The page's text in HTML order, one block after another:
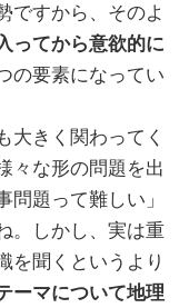
ですから、そのよ
ってから意欲的に
の要素になってい
大きく関わってく
々な形の問題を出
題って難しい」
。しかし、実は重
を聞くというより
ーマについて地理